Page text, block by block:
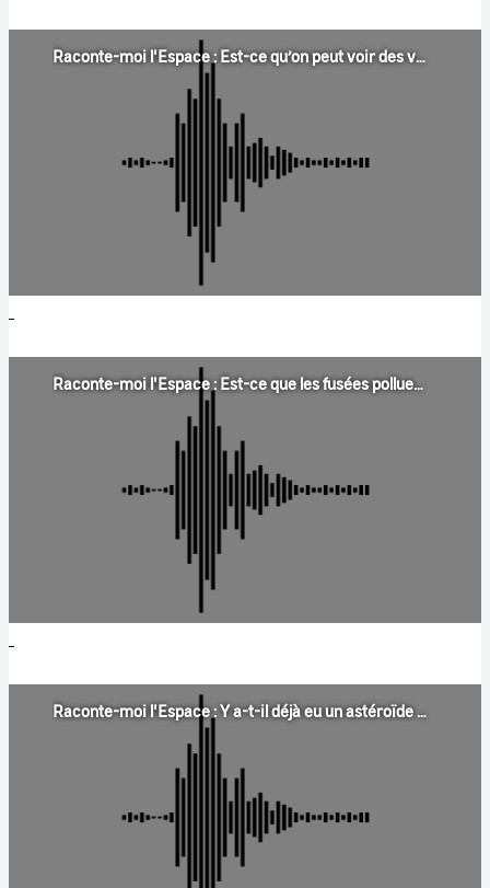
Raconte-moi l'Espace : Est-ce qu’on peut voir des volcans en feu depuis l’espace ?
Raconte-moi l'Espace : Est-ce que les fusées polluent l'espace ?
Raconte-moi l'Espace : Y a-t-il déjà eu un astéroïde dans l’espace ?